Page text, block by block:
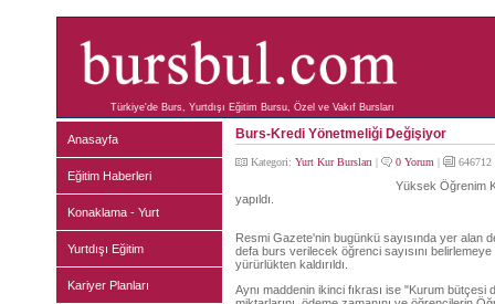
Türkiye'de Burs, Yurtdışı Eğitim Bursu, Özel ve Vakıf Bursları
Anasayfa
Eğitim Haberleri
Konaklama - Yurt
Yurtdışı Eğitim
Kariyer Planları
Burs-Kredi Yönetmeliği Değişiyor
Kategori: Yurt Kur Bursları | 0 Yorum |
Yüksek Öğrenim
yapıldı.
Resmi Gazete'nin bugünkü sayısında yer alan
defa burs verilecek öğrenci sayısını
yürürlükten kaldırıldı.
Aynı maddenin ikinci fıkrası ise "Kurum bütçesi